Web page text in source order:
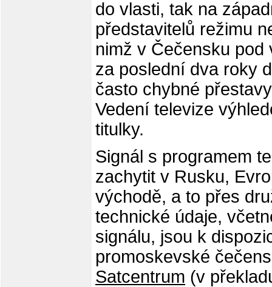
do vlasti, tak na
představitelů režimu
nimž v Čečensku
za poslední dva roky
často chybné
Vedení televize
titulky.
Signál s programem
zachytit v Rusku,
východě, a to přes
technické údaje,
signálu, jsou k
promoskevské
Satcentrum (v